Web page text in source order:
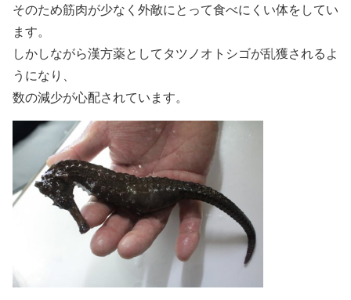
そのため筋肉が少なく外敵にとって食べにくい体をしてい
ます。
しかしながら漢方薬としてタツノオトシゴが乱獲されるよ
うになり、
数の減少が心配されています。